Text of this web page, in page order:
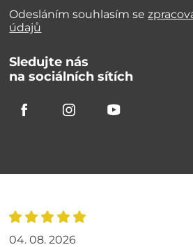
Odesláním souhlasím se
údajů
Sledujte nás
na sociálních sítích
04. 08. 2026